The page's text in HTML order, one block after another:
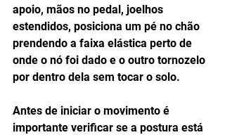
apoio, mãos no pedal, joelhos
estendidos, posiciona um pé no chão
prendendo a faixa elástica perto de
onde o nó foi dado e o outro tornozelo
por dentro dela sem tocar o solo.
Antes de iniciar o movimento é
importante verificar se a postura está